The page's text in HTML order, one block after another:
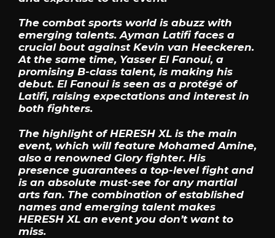
The combat sports world is abuzz with
emerging talents. Ayman Latifi faces a
crucial bout against Kevin van Heeckeren.
At the same time, Yasser El Fanoui, a
promising B-class talent, is making his
debut. El Fanoui is seen as a protégé of
Latifi, raising expectations and interest in
both fighters.
The highlight of HERESH XL is the main
event, which will feature Mohamed Amine,
also a renowned Glory fighter. His
presence guarantees a top-level fight and
is an absolute must-see for any martial
arts fan. The combination of established
names and emerging talent makes
HERESH XL an event you don’t want to
miss.